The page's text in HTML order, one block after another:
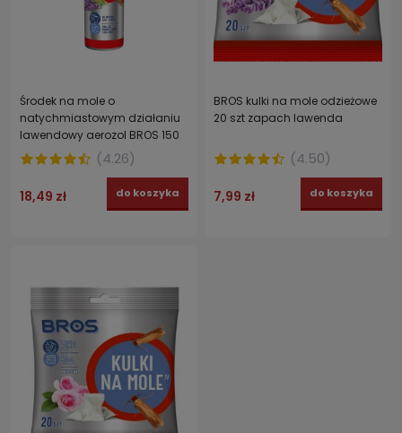
Środek na mole o
natychmiastowym działaniu
lawendowy aerozol BROS 150
ml
(4.26)
18,49 zł do koszyka
BROS kulki na mole odzieżowe
20 szt zapach lawenda
(4.50)
7,99 zł do koszyka